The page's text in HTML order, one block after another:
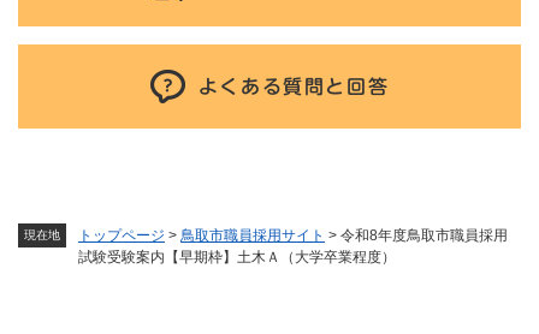
現在地 トップページ > 鳥取市職員採用サイト > 令和8年度鳥取市職員採用
試験受験案内【早期枠】土木Ａ（大学卒業程度）
よくある質問と回答